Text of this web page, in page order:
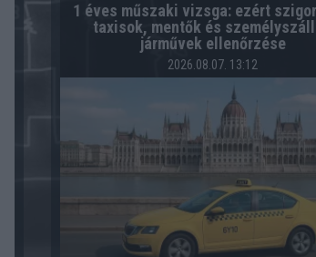
1 éves műszaki vizsga: ezért
taxisok, mentők és
járművek ellenőrzése
2026.08.07. 13:12